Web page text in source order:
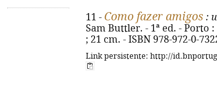
11 - Como fazer amigos :
Sam Buttler. - 1ª ed. - Porto
; 21 cm. - ISBN 978-972-0-
Link persistente: http://